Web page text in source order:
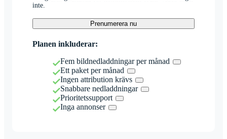
inte.
Prenumerera nu
Planen inkluderar:
Fem bildnedladdningar per månad
Ett paket per månad
Ingen attribution krävs
Snabbare nedladdningar
Prioritetssupport
Inga annonser